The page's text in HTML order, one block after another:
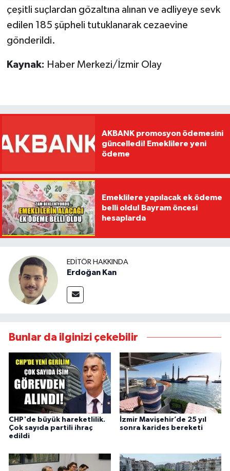
çeşitli suçlardan gözaltına alınan ve adliyeye sevk
edilen 185 şüpheli tutuklanarak cezaevine
gönderildi.
Kaynak: Haber Merkezi/İzmir Olay
AKBANK promosyon ödemesini
güncelledi! Emeklilere yeni
ödeme
Emeklilere yapılacak ek ödeme
belli oldu! Bayram öncesi
hesaplarda
EDITÖR HAKKINDA
Erdoğan Kan
Bunlar da ilginizi çekebilir
CHP'de büyük hareketlilik.
Çok sayıda partili ihraç
edildi
İzmir Mavişehir’de 25 yıl
sonra karides bereketi